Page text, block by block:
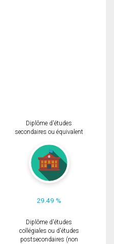
Diplôme d'études
secondaires ou équivalent
29.49 %
Diplôme d'études
collégiales ou d'études
postsecondaires (non